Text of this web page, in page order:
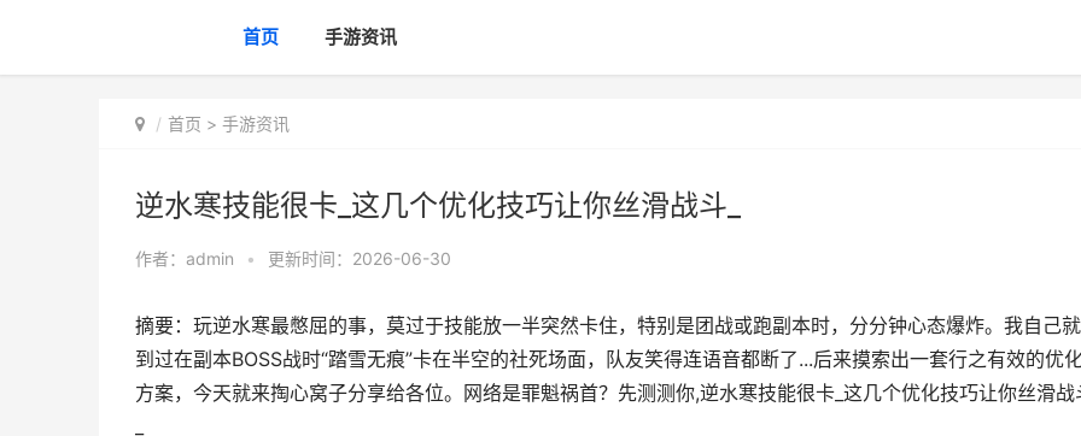
首页 手游资讯
首页 > 手游资讯
逆水寒技能很卡_这几个优化技巧让你丝滑战斗_
作者： admin • 更新时间：2026-06-30
摘要：玩逆水寒最憋屈的事，莫过于技能放一半突然卡住，特别是团战或跑副本时，分分钟心态爆炸。我自己
到过在副本BOSS战时“踏雪无痕”卡在半空的社死场面，队友笑得连语音都断了...后来摸索出一套行之有效的优
方案，今天就来掏心窝子分享给各位。网络是罪魁祸首？先测测你,逆水寒技能很卡_这几个优化技巧让你丝滑战